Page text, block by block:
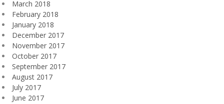
March 2018
February 2018
January 2018
December 2017
November 2017
October 2017
September 2017
August 2017
July 2017
June 2017